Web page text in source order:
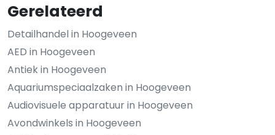
Gerelateerd
Detailhandel in Hoogeveen
AED in Hoogeveen
Antiek in Hoogeveen
Aquariumspeciaalzaken in Hoogeveen
Audiovisuele apparatuur in Hoogeveen
Avondwinkels in Hoogeveen